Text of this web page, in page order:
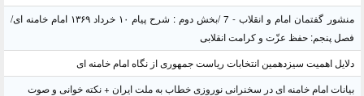
منشور گفتمان امام و انقلاب - 7 /بخش دوم : شرح پیام ۱۰ خرداد ۱۳۶۹ امام خامنه ای/
فصل پنجم: حفظ عزّت و کرامت انقلابی
دلایل اهمیت سیزدهمین انتخابات ریاست جمهوری از نگاه امام خامنه ای
بیانات امام خامنه ای در سخنرانی نوروزی خطاب به ملت ایران + نکته خوانی و صوت